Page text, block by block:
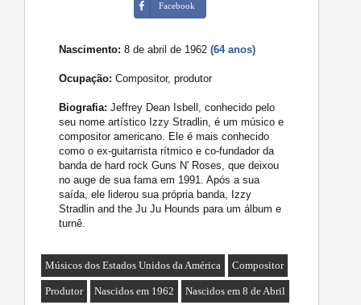
Facebook
Nascimento: 8 de abril de 1962(64 anos)
Ocupação: Compositor, produtor
Biografia: Jeffrey Dean Isbell, conhecido pelo
seu nome artístico Izzy Stradlin, é um músico e
compositor americano. Ele é mais conhecido
como o ex-guitarrista rítmico e co-fundador da
banda de hard rock Guns N' Roses, que deixou
no auge de sua fama em 1991. Após a sua
saída, ele liderou sua própria banda, Izzy
Stradlin and the Ju Ju Hounds para um álbum e
turnê.
Músicos dos Estados Unidos da América Compositor
Produtor Nascidos em 1962 Nascidos em 8 de Abril